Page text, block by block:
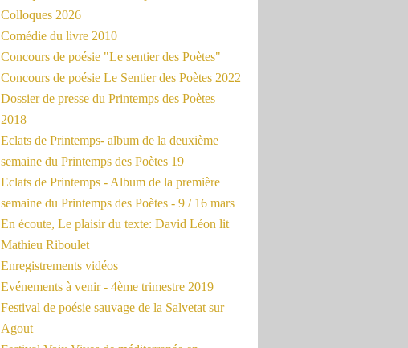
Colloques 2026
Comédie du livre 2010
Concours de poésie "Le sentier des Poètes"
Concours de poésie Le Sentier des Poètes 2022
Dossier de presse du Printemps des Poètes
2018
Eclats de Printemps- album de la deuxième
semaine du Printemps des Poètes 19
Eclats de Printemps - Album de la première
semaine du Printemps des Poètes - 9 / 16 mars
En écoute, Le plaisir du texte: David Léon lit
Mathieu Riboulet
Enregistrements vidéos
Evénements à venir - 4ème trimestre 2019
Festival de poésie sauvage de la Salvetat sur
Agout